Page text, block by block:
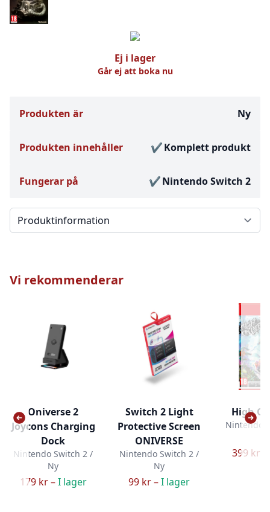
Ej i lager
Går ej att boka nu
Produkten är Ny
Produkten innehåller Komplett produkt
Fungerar på Nintendo Switch 2
Välj en flik
Vi rekommenderar
Oniverse 2
Joycons Charging
Dock
Nintendo Switch 2 /
Ny
179 kr –I lager
Switch 2 Light
Protective Screen
ONIVERSE
Nintendo Switch 2 /
Ny
99 kr –I lager
High
Nintendo
399 kr –